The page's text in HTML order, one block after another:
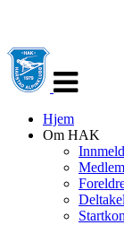
navigasjon
Hjem
Om HAK